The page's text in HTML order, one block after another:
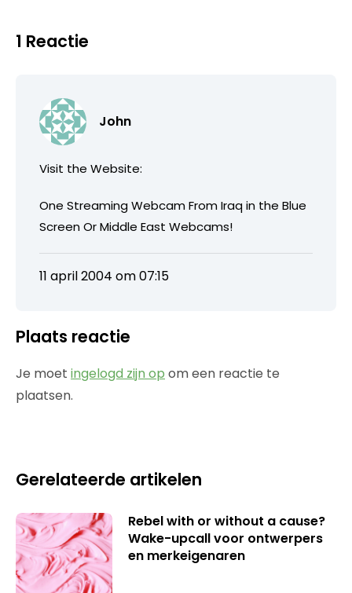
1 Reactie
John
Visit the Website:
One Streaming Webcam From Iraq in the Blue
Screen Or Middle East Webcams!
11 april 2004 om 07:15
Plaats reactie
Je moet ingelogd zijn op om een reactie te
plaatsen.
Gerelateerde artikelen
Rebel with or without a cause?
Wake-upcall voor ontwerpers
en merkeigenaren